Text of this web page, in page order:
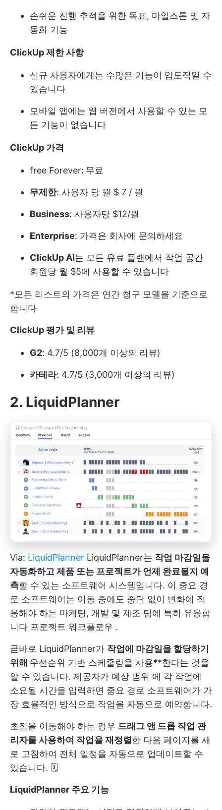
손쉬운 진행 추적을 위한 목표, 마일스톤 및 자
동화 기능
ClickUp 제한 사항
신규 사용자에게는 수많은 기능이 압도적일 수
있습니다
모바일 앱에는 웹 버전에서 사용할 수 있는 모
든 기능이 없습니다
ClickUp 가격
free Forever: 무료
무제한: 사용자 당 월 $ 7 / 월
Business: 사용자당 $12/월
Enterprise: 가격은 회사에 문의하세요
ClickUp AI는 모든 유료 플랜에서 작업 공간
회원당 월 $5에 사용할 수 있습니다
*모든 리스트의 가격은 연간 청구 모델을 기준으로
합니다
ClickUp 평가 및 리뷰
G2: 4.7/5 (8,000개 이상의 리뷰)
카테라: 4.7/5 (3,000개 이상의 리뷰)
2. LiquidPlanner
Via: LiquidPlanner LiquidPlanner는 작업 마감일을
자동화하고 제품 또는 프로젝트가 언제 완료될지 예
측할 수 있는 소프트웨어 시스템입니다. 이 중요 경
로 소프트웨어는 이동 중에도 중단 없이 변화에 적
응해야 하는 마케팅, 개발 및 제조 팀에 특히 유용합
니다 프로젝트 워크플로우 .
곧바로 LiquidPlanner가 작업에 마감일을 할당하기
위해 우선순위 기반 스케줄링을 사용**한다는 것을
알 수 있습니다. 제공자가 예상 범위 에 각 작업에
소요될 시간을 입력하면 중요 경로 소프트웨어가 가
장 효율적인 방식으로 작업을 자동으로 예약합니다.
초점을 이동해야 하는 경우 드래그 앤 드롭 작업 관
리자를 사용하여 작업을 재정렬 한 다음 페이지를 새
로 고침하여 전체 일정을 자동으로 업데이트할 수
있습니다. 🗓️
LiquidPlanner 주요 기능